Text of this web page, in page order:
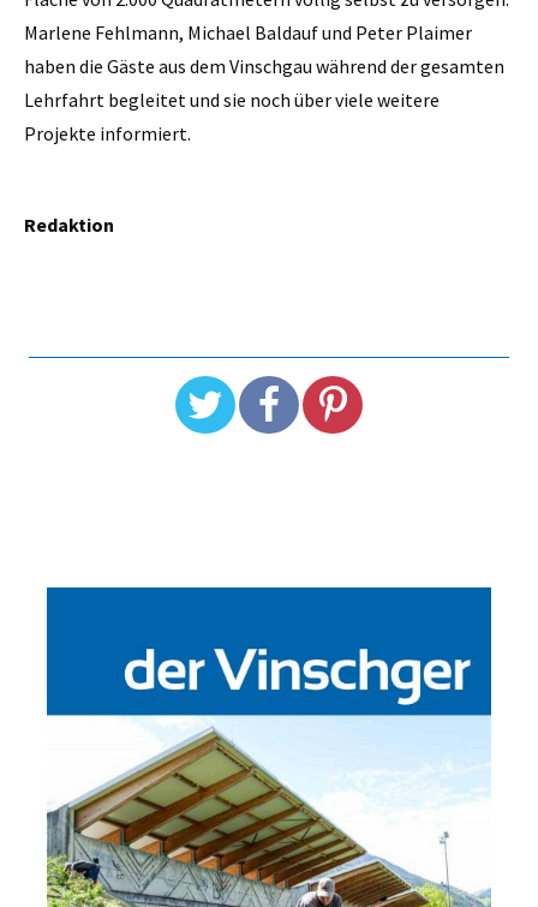
Marlene Fehlmann, Michael Baldauf und Peter Plaimer
haben die Gäste aus dem Vinschgau während der gesamten
Lehrfahrt begleitet und sie noch über viele weitere
Projekte informiert.
Redaktion